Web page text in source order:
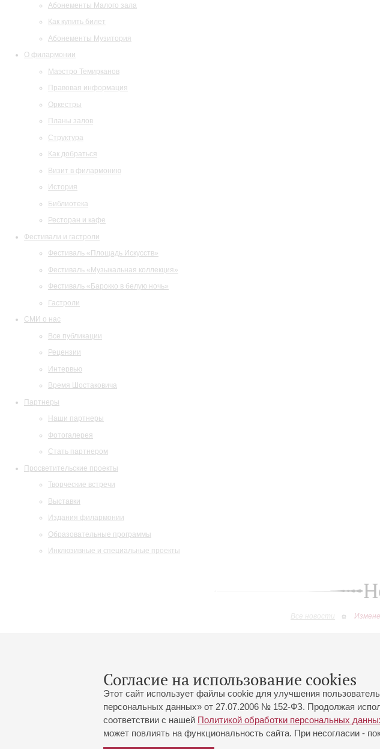
Абонементы Малого зала
Как купить билет
Абонементы Музитория
О филармонии
Маэстро Темирканов
Правовая информация
Оркестры
Планы залов
Структура
Как добраться
Визит в филармонию
История
Библиотека
Ресторан и кафе
Фестивали и гастроли
Фестиваль «Площадь Искусств»
Фестиваль «Музыкальная коллекция»
Фестиваль «Барокко в белую ночь»
Гастроли
СМИ о нас
Все публикации
Рецензии
Интервью
Время Шостаковича
Партнеры
Наши партнеры
Фотогалерея
Стать партнером
Просветительские проекты
Творческие встречи
Выставки
Издания филармонии
Образовательные программы
Инклюзивные и специальные проекты
Все новости
Согласие на использование cookies
Этот сайт использует файлы cookie для улучшения
персональных данных» от 27.07.2006 № 152-ФЗ. Продолжая
соответствии с нашей Политикой обработки персональных
может повлиять на функциональность сайта. При несогласии -
Большой зал:
191186, Санкт-Петербург, Михайловская ул., 2
+7 (812) 240-01-00, +7 (812) 240-01-80
Часы работы